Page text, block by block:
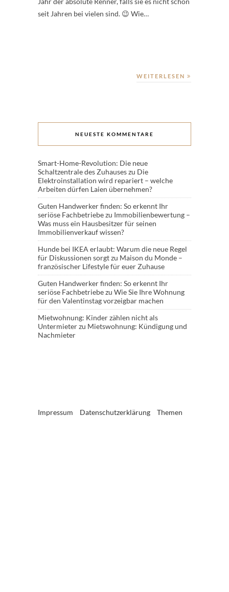
seit Jahren bei vielen sind. 😉 Wie…
WEITERLESEN
NEUESTE KOMMENTARE
Smart-Home-Revolution: Die neue
Schaltzentrale des Zuhauseszu Die
Elektroinstallation wird repariert – welche
Arbeiten dürfen Laien übernehmen?
Guten Handwerker finden: So erkennt Ihr
seriöse Fachbetriebezu Immobilienbewertung –
Was muss ein Hausbesitzer für seinen
Immobilienverkauf wissen?
Hunde bei IKEA erlaubt: Warum die neue Regel
für Diskussionen sorgtzu Maison du Monde –
französischer Lifestyle für euer Zuhause
Guten Handwerker finden: So erkennt Ihr
seriöse Fachbetriebezu Wie Sie Ihre Wohnung
für den Valentinstag vorzeigbar machen
Mietwohnung: Kinder zählen nicht als
Untermieterzu Mietswohnung: Kündigung und
Nachmieter
Impressum Datenschutzerklärung Themen